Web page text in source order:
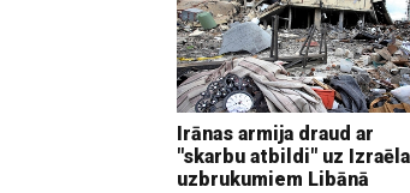
Irānas armija draud ar
"skarbu atbildi" uz
uzbrukumiem Libānā